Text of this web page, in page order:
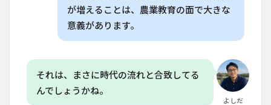
が増えることは、農業教育の面で大きな
意義があります。
よしだ
それは、まさに時代の流れと合致してる
んでしょうかね。